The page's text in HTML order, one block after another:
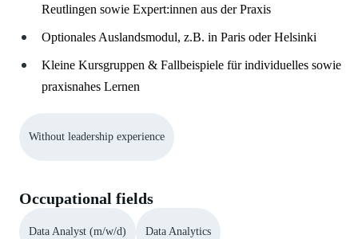
Reutlingen sowie Expert:innen aus der Praxis
Optionales Auslandsmodul, z.B. in Paris oder Helsinki
Kleine Kursgruppen & Fallbeispiele für individuelles sowie
praxisnahes Lernen
Without leadership experience
Occupational fields
Data Analyst (m/w/d) Data Analytics